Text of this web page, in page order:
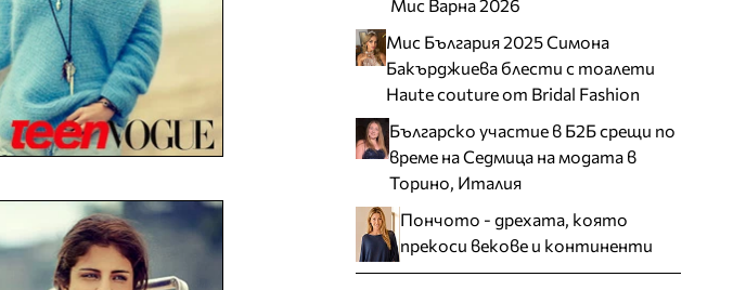
Мис Варна 2026
Мис България 2025 Симона
Бакърджиева блести с тоалети
Haute couture от Bridal Fashion
Българско участие в Б2Б срещи по
време на Седмица на модата в
Торино, Италия
Пончото - дрехата, която
прекоси векове и континенти